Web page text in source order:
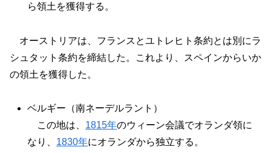
ら領土を獲得する。
オーストリアは、フランスとユトレヒト条約とは別にラ
シュタット条約を締結した。これより、スペインからいか
の領土を獲得した。
ベルギー（南ネーデルラント）
この地は、 1815年のウィーン会議でオランダ領に
なり、 1830年にオランダから独立する。